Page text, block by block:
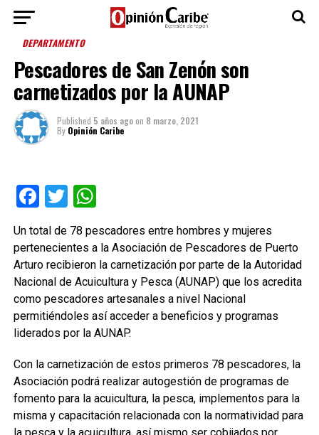
DEPARTAMENTO
Pescadores de San Zenón son
carnetizados por la AUNAP
Published 5 años agoon 8 marzo, 2021
By Opinión Caribe
Facebook
TwitterWhatsApp
Un total de 78 pescadores entre hombres y mujeres
pertenecientes a la Asociación de Pescadores de Puerto
Arturo recibieron la carnetización por parte de la Autoridad
Nacional de Acuicultura y Pesca (AUNAP) que los acredita
como pescadores artesanales a nivel Nacional
permitiéndoles así acceder a beneficios y programas
liderados por la AUNAP.
Con la carnetización de estos primeros 78 pescadores, la
Asociación podrá realizar autogestión de programas de
fomento para la acuicultura, la pesca, implementos para la
misma y capacitación relacionada con la normatividad para